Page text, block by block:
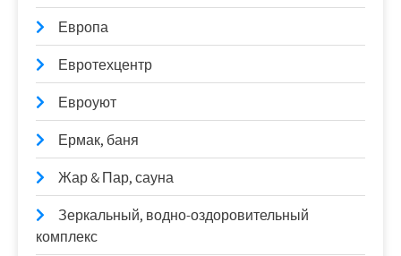
Европа
Евротехцентр
Евроуют
Ермак, баня
Жар & Пар, сауна
Зеркальный, водно-оздоровительный
комплекс